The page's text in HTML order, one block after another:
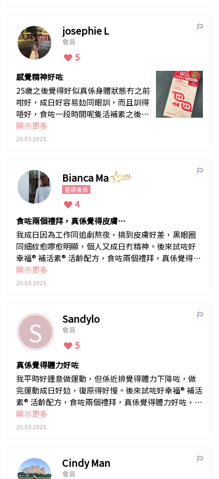
josephie L
會員
5
感覺精神好咗
25歲之後覺得好似真係身體狀態冇之前
咁好，成日好容易攰同眼訓，而且訓得
唔好，食咗一段時間呢隻活補素之後，f
eel到訓得好咗，精神狀態都有改善，
連面色都紅潤咗
顯示更多
20.03.2025
Bianca Ma
星級會員
4
食咗兩個禮拜，真係覺得皮膚冇
咁暗啞
我成日因為工作同追劇熬夜，搞到皮膚好差，黑眼圈
同細紋愈嚟愈明顯，個人又成日冇精神。後來試咗好
幸福® 補活素® 活齡配方，食咗兩個禮拜，真係覺得皮
膚冇咁暗啞，黑眼圈淡咗，細紋都冇咁明顯。最正係
個人精神咗，就算熬夜都冇以前咁攰。
顯示更多
20.03.2025
S Sandylo
會員
5
真係覺得體力好咗
我平時好鍾意做運動，但係近排覺得體力下降咗，做
完運動成日好攰，復原得好慢。後來試咗好幸福® 補活
素® 活齡配方，食咗兩個禮拜，真係覺得體力好咗，運
動完冇咁易攰，復原得快咗好多。仲有，皮膚都緊緻
咗，冇咁鬆弛，成個人睇落後生咗！
顯示更多
20.03.2025
Cindy Man
會員